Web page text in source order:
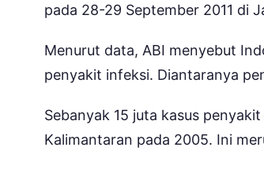
pada 28-29 September 2011 di
Menurut data, ABI menyebut
penyakit infeksi. Diantaranya
Sebanyak 15 juta kasus
Kalimantaran pada 2005. Ini